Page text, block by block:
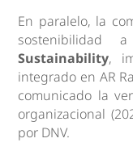
En paralelo, la
sostenibilidad
Sustainability,
integrado en AR
comunicado la
organizacional
por DNV.